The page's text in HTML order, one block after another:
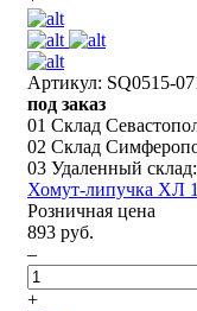
Артикул: SQ0515-
под заказ
01 Склад
02 Склад
03 Удаленный склад:
Хомут-липучка ХЛ
Розничная цена
893 руб.
–
+